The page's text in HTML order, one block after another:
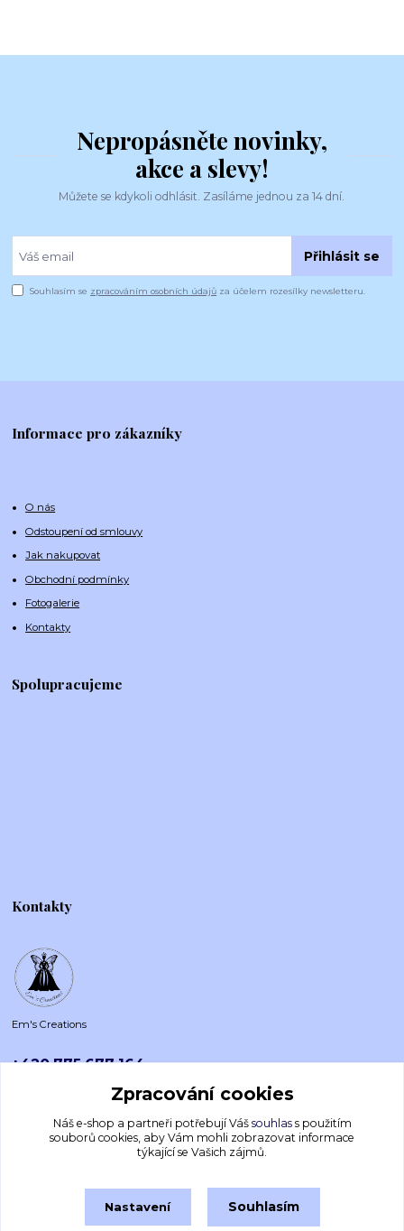
Nepropásněte novinky,
akce a slevy!
Můžete se kdykoli odhlásit. Zasíláme jednou za 14 dní.
Přihlásit se
Souhlasím se zpracováním osobních údajů za účelem rozesílky newsletteru.
Informace pro zákazníky
O nás
Odstoupení od smlouvy
Jak nakupovat
Obchodní podmínky
Fotogalerie
Kontakty
Spolupracujeme
Kontakty
Em's Creations
+420 775 677 164
emscreations.cz@gmail.com
Zpracování cookies
Náš e-shop a partneři potřebují Váš souhlass použitím
souborů cookies, aby Vám mohli zobrazovat informace
týkající se Vašich zájmů.
Nastavení Souhlasím